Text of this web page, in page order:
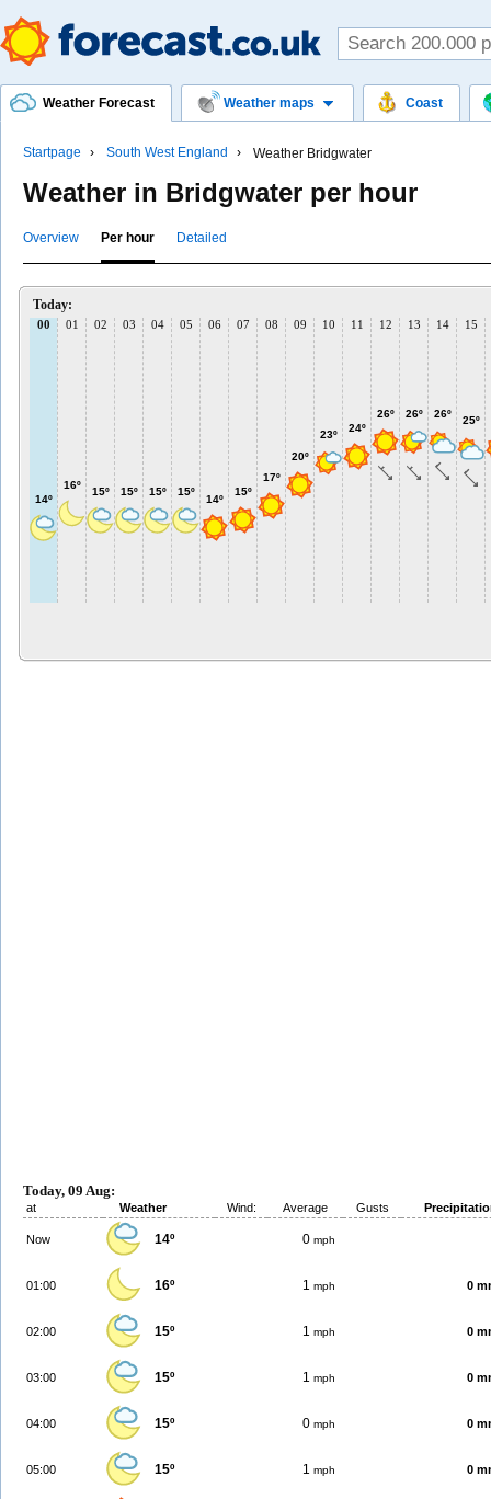
Weather Forecast Weather maps Coast
Startpage South West England Weather Bridgwater
Weather in Bridgwater per hour
Overview Per hour Detailed
Today:
00
14º
01
16º
02
15º
03
15º
04
15º
05
15º
06
14º
07
15º
08
17º
09
20º
10
23º
11
24º
12
26º
13
26º
14
26º
15
25º
Today, 09 Aug:
at Weather Wind: Average Gusts
Now 14º 0 mph
01:00 16º 1 mph 0
02:00 15º 1 mph 0
03:00 15º 1 mph 0
04:00 15º 0 mph 0
05:00 15º 1 mph 0